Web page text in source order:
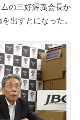
の三好渥義会長か
出すとになった。